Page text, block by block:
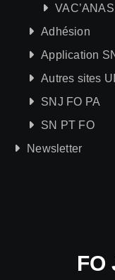
VAC’ANAS
Adhésion
Application
Autres sites
SNJ FO PA
SN PT FO
Newsletter
FO